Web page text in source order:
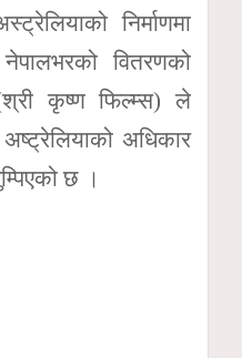
निर्माणमा
वितरणको
कृष्ण फिल्म्स) ले
अधिकार
छ ।